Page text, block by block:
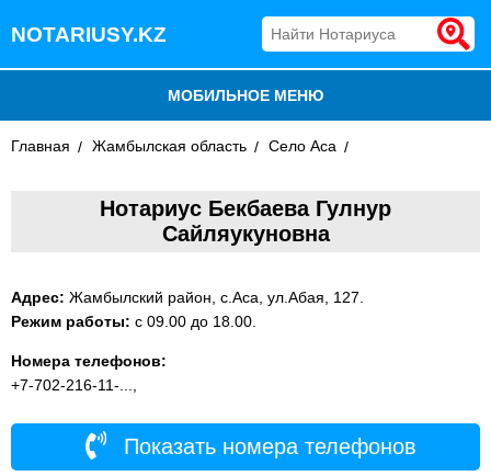
NOTARIUSY.KZ
МОБИЛЬНОЕ МЕНЮ
БЛОГ
ДОБАВИТЬ КОМПАНИЮ
НОТАРИУСЫ КАЗАХСТАНА
Главная Жамбылская область Село Аса
Нотариус Бекбаева Гулнур
Сайляукуновна
Адрес: Жамбылский район, c.Аса, ул.Абая, 127.
Режим работы: с 09.00 до 18.00.
Номера телефонов:
+7-702-216-11-...,
Показать номера телефонов